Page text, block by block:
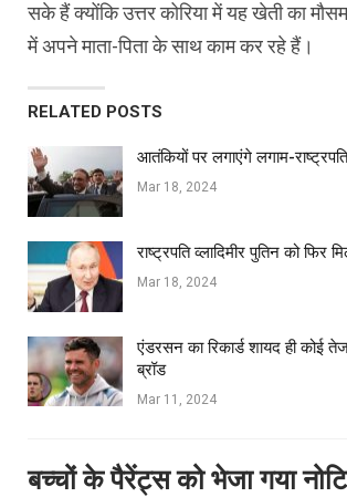
सके हैं क्योंकि उत्तर कोरिया में यह खेती का
में अपने माता-पिता के साथ काम कर रहे हैं।
RELATED POSTS
आतंकियों पर लगाएंगे लगाम-
Mar 18, 2024
राष्ट्रपति व्लादिमीर पुतिन को फिर
Mar 18, 2024
एंडरसन का रिकार्ड शायद ही कोई
ब्रॉड
Mar 11, 2024
बच्चों के पैरेंट्स को भेजा गया